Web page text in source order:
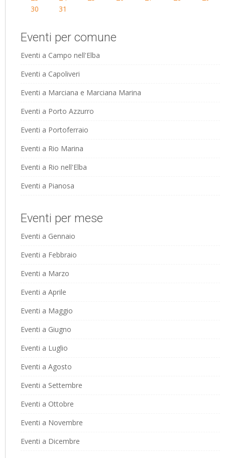
30
31
Eventi per comune
Eventi a Campo nell'Elba
Eventi a Capoliveri
Eventi a Marciana e Marciana Marina
Eventi a Porto Azzurro
Eventi a Portoferraio
Eventi a Rio Marina
Eventi a Rio nell'Elba
Eventi a Pianosa
Eventi per mese
Eventi a Gennaio
Eventi a Febbraio
Eventi a Marzo
Eventi a Aprile
Eventi a Maggio
Eventi a Giugno
Eventi a Luglio
Eventi a Agosto
Eventi a Settembre
Eventi a Ottobre
Eventi a Novembre
Eventi a Dicembre